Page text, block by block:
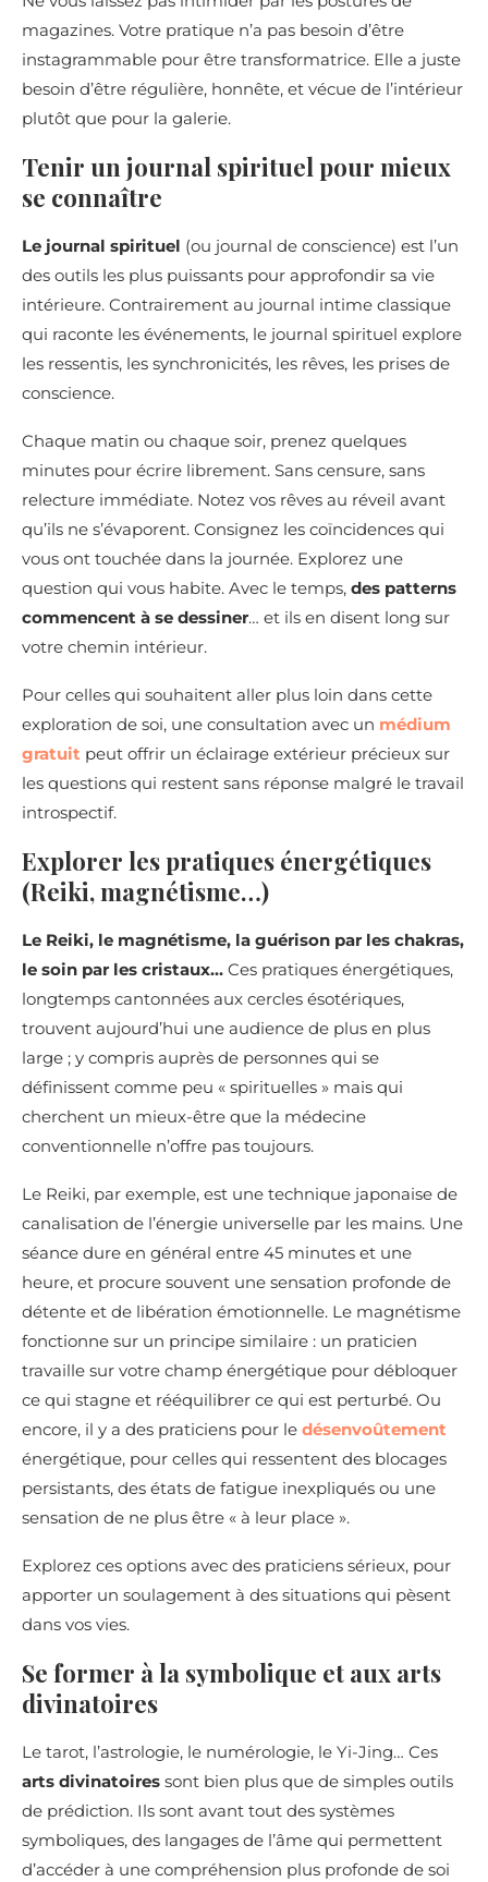
magazines. Votre pratique n’a pas besoin d’être
instagrammable pour être transformatrice. Elle a juste
besoin d’être régulière, honnête, et vécue de l’intérieur
plutôt que pour la galerie.
Tenir un journal spirituel pour mieux
se connaître
Le journal spirituel (ou journal de conscience) est l’un
des outils les plus puissants pour approfondir sa vie
intérieure. Contrairement au journal intime classique
qui raconte les événements, le journal spirituel explore
les ressentis, les synchronicités, les rêves, les prises de
conscience.
Chaque matin ou chaque soir, prenez quelques
minutes pour écrire librement. Sans censure, sans
relecture immédiate. Notez vos rêves au réveil avant
qu’ils ne s’évaporent. Consignez les coïncidences qui
vous ont touchée dans la journée. Explorez une
question qui vous habite. Avec le temps, des patterns
commencent à se dessiner… et ils en disent long sur
votre chemin intérieur.
Pour celles qui souhaitent aller plus loin dans cette
exploration de soi, une consultation avec un médium
gratuit peut offrir un éclairage extérieur précieux sur
les questions qui restent sans réponse malgré le travail
introspectif.
Explorer les pratiques énergétiques
(Reiki, magnétisme…)
Le Reiki, le magnétisme, la guérison par les chakras,
le soin par les cristaux… Ces pratiques énergétiques,
longtemps cantonnées aux cercles ésotériques,
trouvent aujourd’hui une audience de plus en plus
large ; y compris auprès de personnes qui se
définissent comme peu « spirituelles » mais qui
cherchent un mieux-être que la médecine
conventionnelle n’offre pas toujours.
Le Reiki, par exemple, est une technique japonaise de
canalisation de l’énergie universelle par les mains. Une
séance dure en général entre 45 minutes et une
heure, et procure souvent une sensation profonde de
détente et de libération émotionnelle. Le magnétisme
fonctionne sur un principe similaire : un praticien
travaille sur votre champ énergétique pour débloquer
ce qui stagne et rééquilibrer ce qui est perturbé. Ou
encore, il y a des praticiens pour le désenvoûtement
énergétique, pour celles qui ressentent des blocages
persistants, des états de fatigue inexpliqués ou une
sensation de ne plus être « à leur place ».
Explorez ces options avec des praticiens sérieux, pour
apporter un soulagement à des situations qui pèsent
dans vos vies.
Se former à la symbolique et aux arts
divinatoires
Le tarot, l’astrologie, le numérologie, le Yi-Jing… Ces
arts divinatoires sont bien plus que de simples outils
de prédiction. Ils sont avant tout des systèmes
symboliques, des langages de l’âme qui permettent
d’accéder à une compréhension plus profonde de soi